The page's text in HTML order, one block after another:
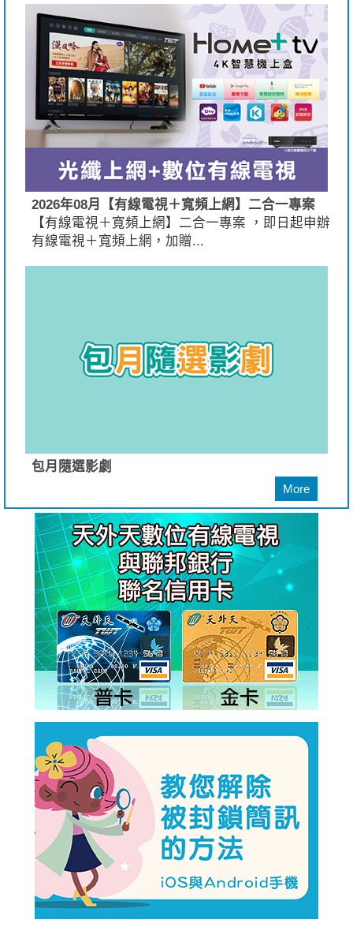
2026年08月【有線電視＋寬頻上網】二合一專案
【有線電視＋寬頻上網】二合一專案 ，即日起申辦
有線電視＋寬頻上網，加贈...
包月隨選影劇
More